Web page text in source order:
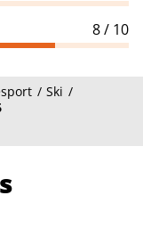
8 / 10
Ski